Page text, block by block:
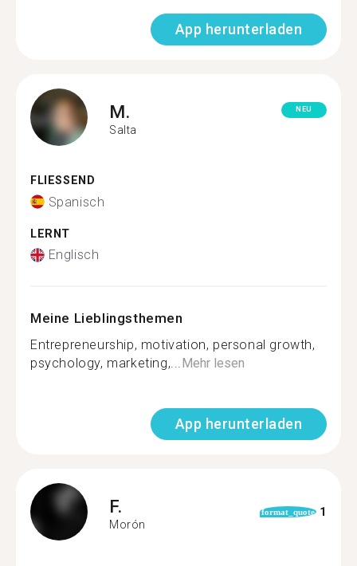
App herunterladen
M.
Salta
NEU
FLIESSEND
Spanisch
LERNT
Englisch
Meine Lieblingsthemen
Entrepreneurship, motivation, personal growth,
psychology, marketing,...Mehr lesen
App herunterladen
F.
Morón
format_quote 1